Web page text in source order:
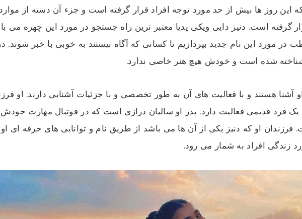
این روز ها بیش از حد مورد توجه افراد قرار گرفته است و جزء آن دسته از
گرفته است. دنیز دایی ویکی پدیا معتبر ترین راه جستجو در مورد این چهره می
مورد این نام جدید بپردازیم تا کسانی که آگاه نیستند به خوبی با خبر شوند.
شده است و خودش هیچ هنر خاصی ندارد.
آشنا هستند و با فعالیت های آن به طور تخصصی و با جزئیات آشنایی دارند. او
فرد قدیمی فعالیت دارد. پدر او سالیان درازی است که در فوتبال مهارت خودش
او که دنیز یکی از آن ها می باشد از طریق نام و توانایی های حرفه ای
زندگی افراد به شمار می رود.